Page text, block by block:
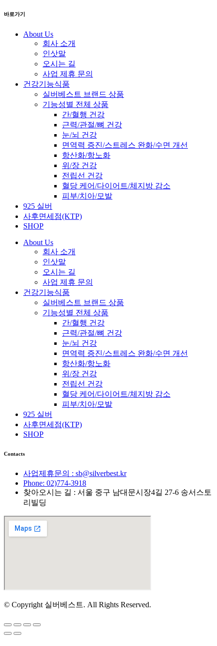
바로가기
About Us
회사 소개
인삿말
오시는 길
사업 제휴 문의
건강기능식품
실버베스트 브랜드 상품
기능성별 전체 상품
간/혈행 건강
근력/관절/뼈 건강
눈/뇌 건강
면역력 증진/스트레스 완화/수면 개선
항산화/항노화
위/장 건강
전립선 건강
혈당 케어/다이어트/체지방 감소
피부/치아/모발
925 실버
사후면세점(KTP)
SHOP
About Us
회사 소개
인삿말
오시는 길
사업 제휴 문의
건강기능식품
실버베스트 브랜드 상품
기능성별 전체 상품
간/혈행 건강
근력/관절/뼈 건강
눈/뇌 건강
면역력 증진/스트레스 완화/수면 개선
항산화/항노화
위/장 건강
전립선 건강
혈당 케어/다이어트/체지방 감소
피부/치아/모발
925 실버
사후면세점(KTP)
SHOP
Contacts
사업제휴문의 : sb@silverbest.kr
Phone: 02)774-3918
찾아오시는 길 : 서울 중구 남대문시장4길 27-6 송서스토
리빌딩
© Copyright 실버베스트. All Rights Reserved.